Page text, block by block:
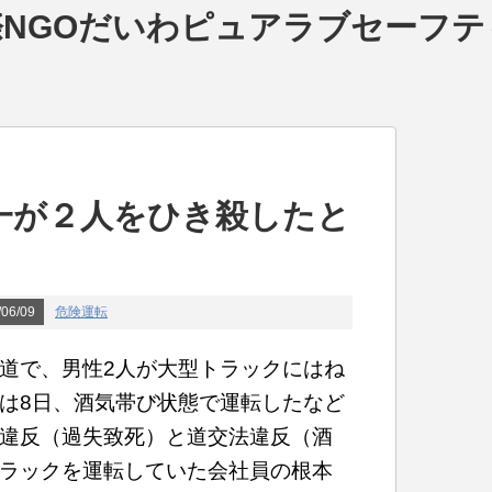
だいわピュアラブセーフテ
が２人をひき殺したと
09 危険運転
で、男性2人が大型トラックにはね
8日、酒気帯び状態で運転したなど
反（過失致死）と道交法違反（酒
ックを運転していた会社員の根本